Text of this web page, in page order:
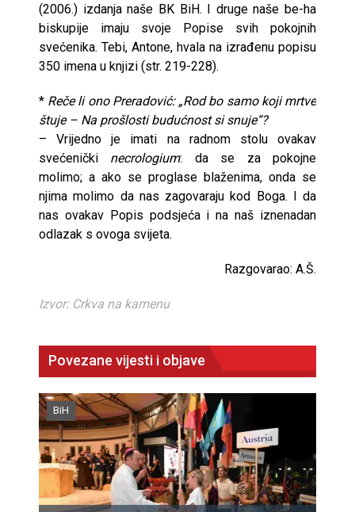
(2006.) izdanja naše BK BiH. I druge naše be-ha
biskupije imaju svoje Popise svih pokojnih
svećenika. Tebi, Antone, hvala na izrađenu popisu
350 imena u knjizi (str. 219-228).
* Reče li ono Preradović: „Rod bo samo koji mrtve
štuje – Na prošlosti budućnost si snuje“?
– Vrijedno je imati na radnom stolu ovakav
svećenički necrologium: da se za pokojne
molimo; a ako se proglase blaženima, onda se
njima molimo da nas zagovaraju kod Boga. I da
nas ovakav Popis podsjeća i na naš iznenadan
odlazak s ovoga svijeta.
Razgovarao: A.Š.
Izvor: Crkva na kamenu
Povezane vijesti i objave
BiH